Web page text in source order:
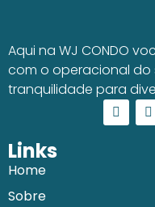
Aqui na WJ CONDO
com o operacional
tranquilidade para
Links
Home
Sobre